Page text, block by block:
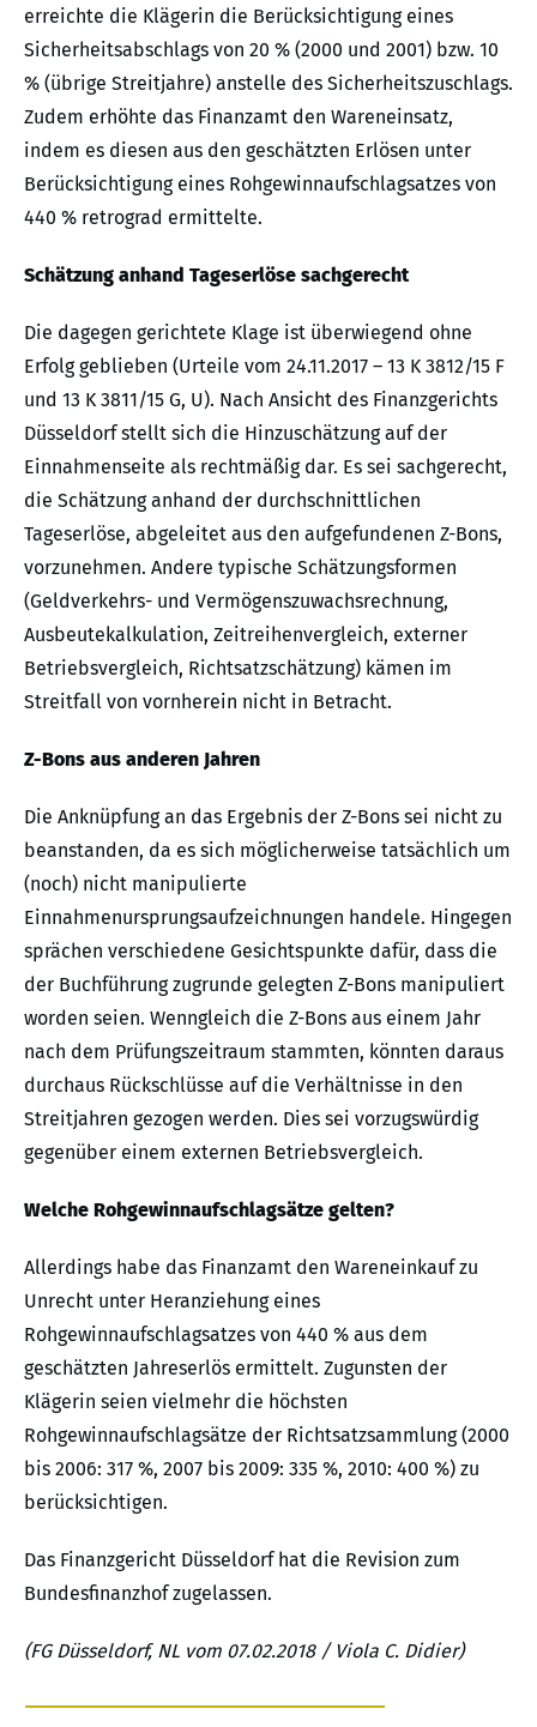
erreichte die Klägerin die Berücksichtigung eines
Sicherheitsabschlags von 20 % (2000 und 2001) bzw. 10
% (übrige Streitjahre) anstelle des Sicherheitszuschlags.
Zudem erhöhte das Finanzamt den Wareneinsatz,
indem es diesen aus den geschätzten Erlösen unter
Berücksichtigung eines Rohgewinnaufschlagsatzes von
440 % retrograd ermittelte.
Schätzung anhand Tageserlöse sachgerecht
Die dagegen gerichtete Klage ist überwiegend ohne
Erfolg geblieben (Urteile vom 24.11.2017 – 13 K 3812/15 F
und 13 K 3811/15 G, U). Nach Ansicht des Finanzgerichts
Düsseldorf stellt sich die Hinzuschätzung auf der
Einnahmenseite als rechtmäßig dar. Es sei sachgerecht,
die Schätzung anhand der durchschnittlichen
Tageserlöse, abgeleitet aus den aufgefundenen Z-Bons,
vorzunehmen. Andere typische Schätzungsformen
(Geldverkehrs- und Vermögenszuwachsrechnung,
Ausbeutekalkulation, Zeitreihenvergleich, externer
Betriebsvergleich, Richtsatzschätzung) kämen im
Streitfall von vornherein nicht in Betracht.
Z-Bons aus anderen Jahren
Die Anknüpfung an das Ergebnis der Z-Bons sei nicht zu
beanstanden, da es sich möglicherweise tatsächlich um
(noch) nicht manipulierte
Einnahmenursprungsaufzeichnungen handele. Hingegen
sprächen verschiedene Gesichtspunkte dafür, dass die
der Buchführung zugrunde gelegten Z-Bons manipuliert
worden seien. Wenngleich die Z-Bons aus einem Jahr
nach dem Prüfungszeitraum stammten, könnten daraus
durchaus Rückschlüsse auf die Verhältnisse in den
Streitjahren gezogen werden. Dies sei vorzugswürdig
gegenüber einem externen Betriebsvergleich.
Welche Rohgewinnaufschlagsätze gelten?
Allerdings habe das Finanzamt den Wareneinkauf zu
Unrecht unter Heranziehung eines
Rohgewinnaufschlagsatzes von 440 % aus dem
geschätzten Jahreserlös ermittelt. Zugunsten der
Klägerin seien vielmehr die höchsten
Rohgewinnaufschlagsätze der Richtsatzsammlung (2000
bis 2006: 317 %, 2007 bis 2009: 335 %, 2010: 400 %) zu
berücksichtigen.
Das Finanzgericht Düsseldorf hat die Revision zum
Bundesfinanzhof zugelassen.
(FG Düsseldorf, NL vom 07.02.2018 / Viola C. Didier)